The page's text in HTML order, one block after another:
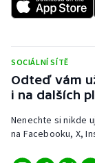
Triatlon
Veslování
Vodní slalom
Volejbal
SOCIÁLNÍ SÍTĚ
Odteď vám
i na dalších
Nenechte si nikde
na Facebooku, X,